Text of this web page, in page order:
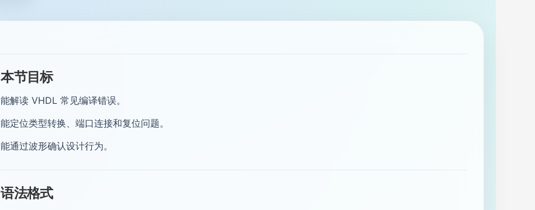
本节目标
能解读 VHDL 常见编译错误。
能定位类型转换、端口连接和复位问题。
能通过波形确认设计行为。
语法格式